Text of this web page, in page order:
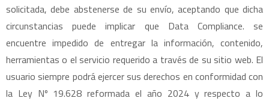
solicitada, debe abstenerse de su envío, aceptando que dicha
circunstancias puede implicar que Data Compliance. se
encuentre impedido de entregar la información, contenido,
herramientas o el servicio requerido a través de su sitio web. El
usuario siempre podrá ejercer sus derechos en conformidad con
la Ley Nº 19.628 reformada el año 2024 y respecto a lo